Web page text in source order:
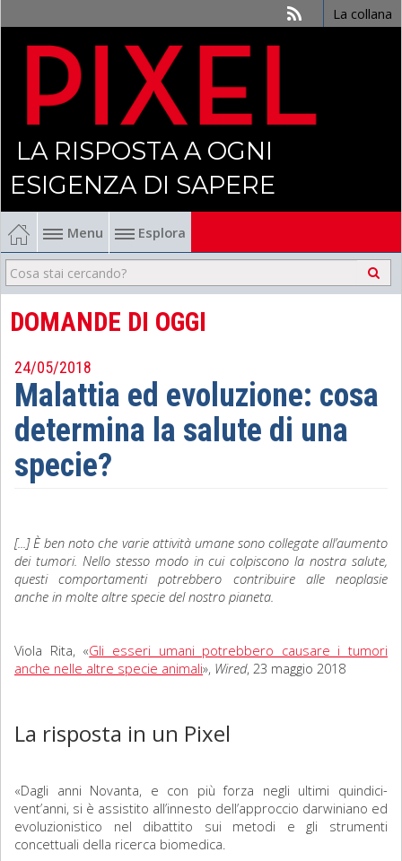
La collana
LA RISPOSTA A OGNI
ESIGENZA DI SAPERE
Menu Esplora
Economia
Management
Politica
Sociologia
Filosofia
Matematica
Diritto
DOMANDE DI OGGI
24/05/2018
Malattia ed evoluzione: cosa
determina la salute di una
specie?
[...] È ben noto che varie attività umane sono collegate all’aumento
dei tumori. Nello stesso modo in cui colpiscono la nostra salute,
questi comportamenti potrebbero contribuire alle neoplasie
anche in molte altre specie del nostro pianeta.
Viola Rita, «Gli esseri umani potrebbero causare i tumori
anche nelle altre specie animali», Wired, 23 maggio 2018
La risposta in un Pixel
«Dagli anni Novanta, e con più forza negli ultimi quindici-
vent’anni, si è assistito all’innesto dell’approccio darwiniano ed
evoluzionistico nel dibattito sui metodi e gli strumenti
concettuali della ricerca biomedica.